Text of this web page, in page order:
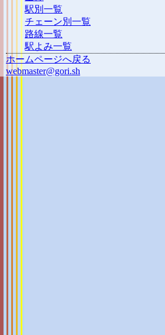
駅別一覧
チェーン別一覧
路線一覧
駅よみ一覧
ホームページへ戻る
webmaster@gori.sh